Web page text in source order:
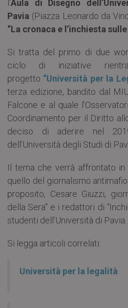
l’Aula di Disegno
Pavia (Piazza Leonardo da
“La cronaca e l’inchiesta
Si tratta del primo di due
ciclo di iniziative
progetto “Università per la
terza edizione, bandito dal
Falcone e al quale
Coordinamento per il Diritto
deciso di aderire nel
dell’Università degli Studi di
Il tema che verrà affrontato
quello del giornalismo
proposito, Cesare Giuzzi,
della Sera” e i redattori di
studenti dell’Università di Pavia.
Si legga articoli correlati:
Università per la legalità